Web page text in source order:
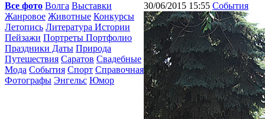
Все фото Волга Выставки
Жанровое Животные Конкурсы
Летопись Литература Истории
Пейзажи Портреты Портфолио
Праздники Даты Природа
Путешествия Саратов Свадебные
Мода События Спорт Справочная
Фотографы Энгельс Юмор
30/06/2015 15:55 События